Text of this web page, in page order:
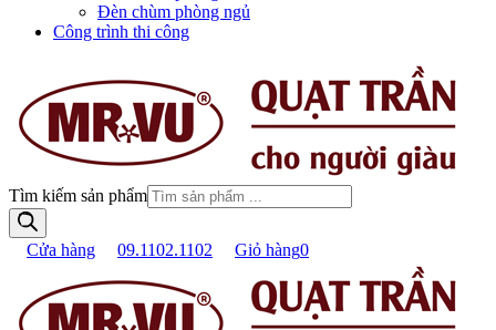
Đèn chùm phòng ngủ
Công trình thi công
Tìm kiếm sản phẩm
Cửa hàng 09.1102.1102 Giỏ hàng0